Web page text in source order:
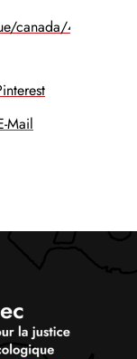
canada/403080/
Mail